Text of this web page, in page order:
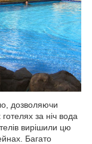
дозволяючи
за ніч вода
вирішили цю
Багато